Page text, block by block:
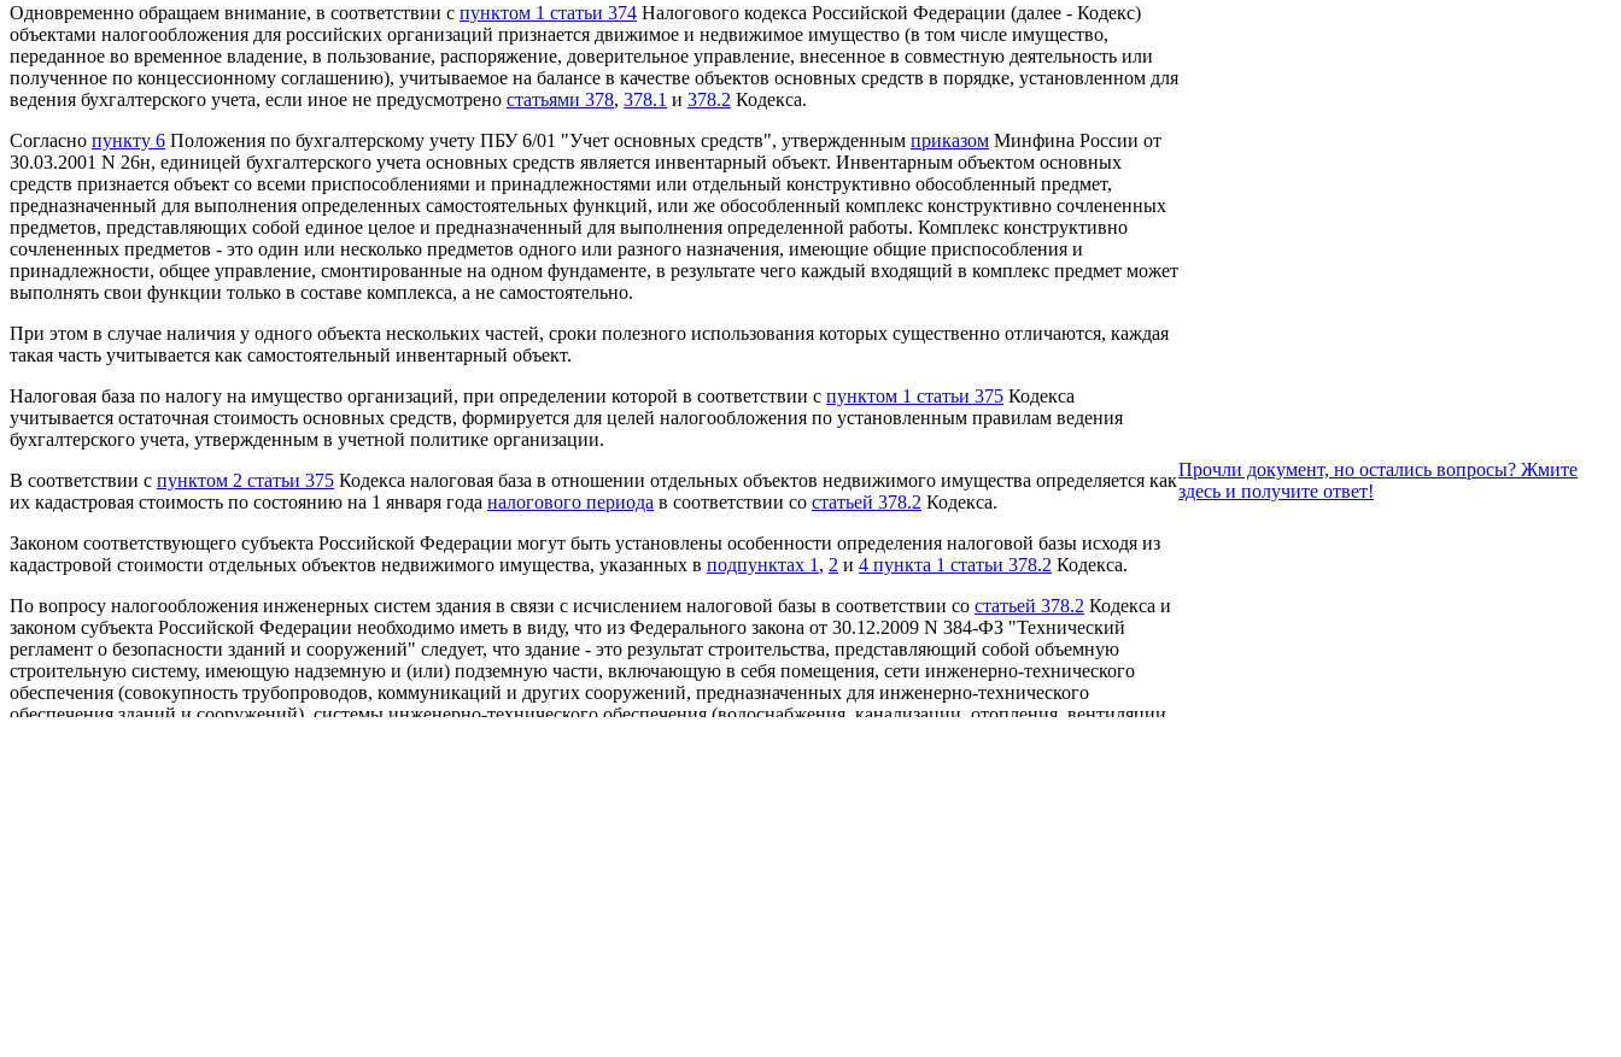
Одновременно обращаем внимание, в соответствии с пунктом 1 статьи 374 Налогового кодекса Российской Федерации (далее - Кодекс)
объектами налогообложения для российских организаций признается движимое и недвижимое имущество (в том числе имущество,
переданное во временное владение, в пользование, распоряжение, доверительное управление, внесенное в совместную деятельность или
полученное по концессионному соглашению), учитываемое на балансе в качестве объектов основных средств в порядке, установленном для
ведения бухгалтерского учета, если иное не предусмотрено статьями 378, 378.1 и 378.2 Кодекса.
Согласно пункту 6 Положения по бухгалтерскому учету ПБУ 6/01 "Учет основных средств", утвержденным приказом Минфина России от
30.03.2001 N 26н, единицей бухгалтерского учета основных средств является инвентарный объект. Инвентарным объектом основных
средств признается объект со всеми приспособлениями и принадлежностями или отдельный конструктивно обособленный предмет,
предназначенный для выполнения определенных самостоятельных функций, или же обособленный комплекс конструктивно сочлененных
предметов, представляющих собой единое целое и предназначенный для выполнения определенной работы. Комплекс конструктивно
сочлененных предметов - это один или несколько предметов одного или разного назначения, имеющие общие приспособления и
принадлежности, общее управление, смонтированные на одном фундаменте, в результате чего каждый входящий в комплекс предмет может
выполнять свои функции только в составе комплекса, а не самостоятельно.
При этом в случае наличия у одного объекта нескольких частей, сроки полезного использования которых существенно отличаются, каждая
такая часть учитывается как самостоятельный инвентарный объект.
Налоговая база по налогу на имущество организаций, при определении которой в соответствии с пунктом 1 статьи 375 Кодекса
учитывается остаточная стоимость основных средств, формируется для целей налогообложения по установленным правилам ведения
бухгалтерского учета, утвержденным в учетной политике организации.
В соответствии с пунктом 2 статьи 375 Кодекса налоговая база в отношении отдельных объектов недвижимого имущества определяется как
их кадастровая стоимость по состоянию на 1 января года налогового периода в соответствии со статьей 378.2 Кодекса.
Законом соответствующего субъекта Российской Федерации могут быть установлены особенности определения налоговой базы исходя из
кадастровой стоимости отдельных объектов недвижимого имущества, указанных в подпунктах 1 , 2 и 4 пункта 1 статьи 378.2 Кодекса.
По вопросу налогообложения инженерных систем здания в связи с исчислением налоговой базы в соответствии со статьей 378.2 Кодекса и
законом субъекта Российской Федерации необходимо иметь в виду, что из Федерального закона от 30.12.2009 N 384-ФЗ "Технический
регламент о безопасности зданий и сооружений" следует, что здание - это результат строительства, представляющий собой объемную
строительную систему, имеющую надземную и (или) подземную части, включающую в себя помещения, сети инженерно-технического
обеспечения (совокупность трубопроводов, коммуникаций и других сооружений, предназначенных для инженерно-технического
обеспечения зданий и сооружений), системы инженерно-технического обеспечения (водоснабжения, канализации, отопления, вентиляции,
Прочли документ, но остались вопросы? Жмите
здесь и получите ответ!